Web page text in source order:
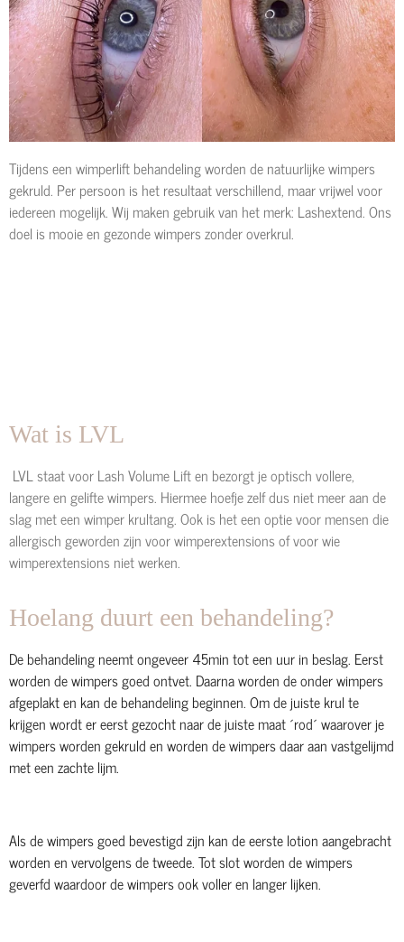
Tijdens een wimperlift behandeling worden de natuurlijke wimpers
gekruld. Per persoon is het resultaat verschillend, maar vrijwel voor
iedereen mogelijk. Wij maken gebruik van het merk: Lashextend. Ons
doel is mooie en gezonde wimpers zonder overkrul.
Wat is LVL
LVL staat voor Lash Volume Lift en bezorgt je optisch vollere,
langere en gelifte wimpers. Hiermee hoefje zelf dus niet meer aan de
slag met een wimper krultang. Ook is het een optie voor mensen die
allergisch geworden zijn voor wimperextensions of voor wie
wimperextensions niet werken.
Hoelang duurt een behandeling?
De behandeling neemt ongeveer 45min tot een uur in beslag. Eerst
worden de wimpers goed ontvet. Daarna worden de onder wimpers
afgeplakt en kan de behandeling beginnen. Om de juiste krul te
krijgen wordt er eerst gezocht naar de juiste maat ´rod´ waarover je
wimpers worden gekruld en worden de wimpers daar aan vastgelijmd
met een zachte lijm.
Als de wimpers goed bevestigd zijn kan de eerste lotion aangebracht
worden en vervolgens de tweede. Tot slot worden de wimpers
geverfd waardoor de wimpers ook voller en langer lijken.